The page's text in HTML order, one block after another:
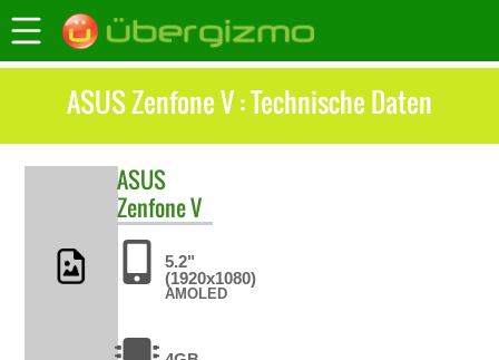
ASUS Zenfone V : Technische Daten
ASUS
Zenfone V
5.2"
(1920x1080)
AMOLED